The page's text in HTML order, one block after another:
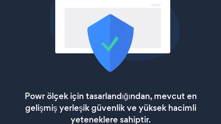
Powr ölçek için tasarlandığından, mevcut en
gelişmiş yerleşik güvenlik ve yüksek hacimli
yeteneklere sahiptir.